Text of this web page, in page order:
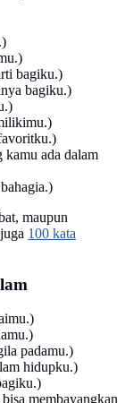
bagiku.)
bagiku.)
kamu ada dalam
maupun
100 kata
padamu.)
hidupku.)
membayangkan